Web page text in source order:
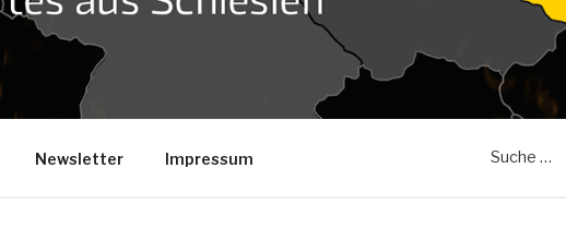
Newsletter Impressum
nach: